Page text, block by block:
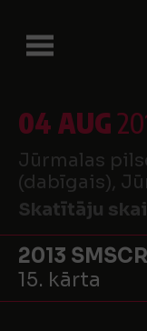
04 AUG
Jūrmalas
(dabīgais),
Skatītāju
2013
15. kārta